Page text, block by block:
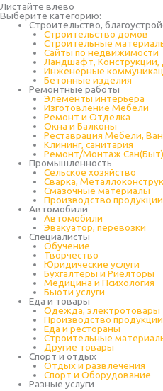
Листайте влево
Выберите категорию:
Строительство,
Строительство домов
Строительные
Сайты по недвижимости
Ландшафт,
Инженерные
Бетонные изделия
Ремонтные работы
Элементы интерьера
Изготовление Мебели
Ремонт и Отделка
Окна и Балконы
Реставрация Мебели,
Клининг, санитария
Ремонт/Монтаж
Промышленность
Cельское хозяйство
Сварка,
Cмазочные материалы
Производство продукции
Автомобили
Автомобили
Эвакуатор, перевозки
Специалисты
Обучение
Творчество
Юридические услуги
Бухгалтеры и Риелторы
Медицина и Психология
Бьюти услуги
Еда и товары
Одежда, электротовары
Производство продукции
Еда и рестораны
Строительные
Другие товары
Спорт и отдых
Отдых и развлечения
Спорт и Оборудование
Разные услуги